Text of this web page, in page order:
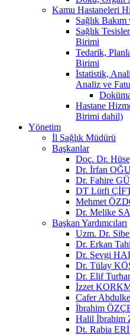
Kamu Hastaneleri
Sağlık
Sağlık
Birimi
Tedarik,
Birimi
İstatistik,
Analiz ve
Hastane
Birimi dahil)
Yönetim
İl Sağlık Müdürü
Başkanlar
Doç. Dr.
Dr. İrfan
Dr. Fahire
DT Lütfi
Mehmet
Dr. Melike
Başkan Yardımcıları
Uzm. Dr.
Dr. Erkan
Dr. Sevgi
Dr. Tülay
Dr. Elif
İzzet
Cafer
İbrahim
Halil İbrahim
Dt. Rabia